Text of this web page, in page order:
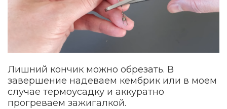
Лишний кончик можно обрезать. В
завершение надеваем кембрик или в моем
случае термоусадку и аккуратно
прогреваем зажигалкой.